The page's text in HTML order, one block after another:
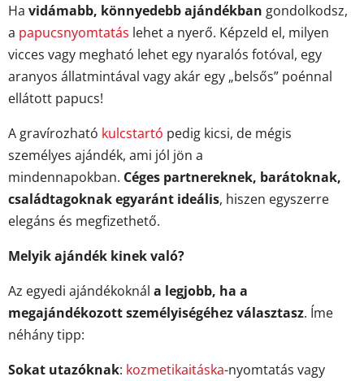
Ha vidámabb, könnyedebb ajándékban gondolkodsz,
a papucsnyomtatás lehet a nyerő. Képzeld el, milyen
vicces vagy megható lehet egy nyaralós fotóval, egy
aranyos állatmintával vagy akár egy „belsős” poénnal
ellátott papucs!
A gravírozható kulcstartó pedig kicsi, de mégis
személyes ajándék, ami jól jön a
mindennapokban. Céges partnereknek, barátoknak,
családtagoknak egyaránt ideális, hiszen egyszerre
elegáns és megfizethető.
Melyik ajándék kinek való?
Az egyedi ajándékoknál a legjobb, ha a
megajándékozott személyiségéhez választasz. Íme
néhány tipp:
Sokat utazóknak: kozmetikaitáska-nyomtatás vagy